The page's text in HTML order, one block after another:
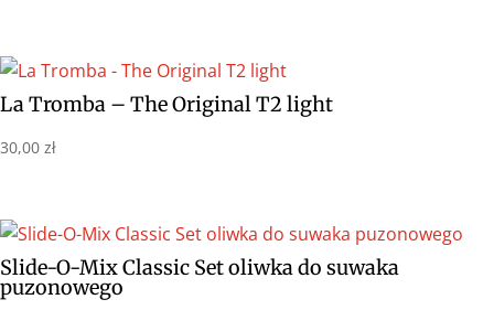
La Tromba – The Original T2 light
30,00 zł
Slide-O-Mix Classic Set oliwka do suwaka
puzonowego